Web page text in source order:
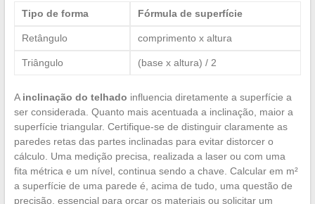
Tipo de forma Fórmula de superfície
Retângulo comprimento x altura
Triângulo (base x altura) / 2
A inclinação do telhado influencia diretamente a superfície a
ser considerada. Quanto mais acentuada a inclinação, maior a
superfície triangular. Certifique-se de distinguir claramente as
paredes retas das partes inclinadas para evitar distorcer o
cálculo. Uma medição precisa, realizada a laser ou com uma
fita métrica e um nível, continua sendo a chave. Calcular em m²
a superfície de uma parede é, acima de tudo, uma questão de
precisão, essencial para orçar os materiais ou solicitar um